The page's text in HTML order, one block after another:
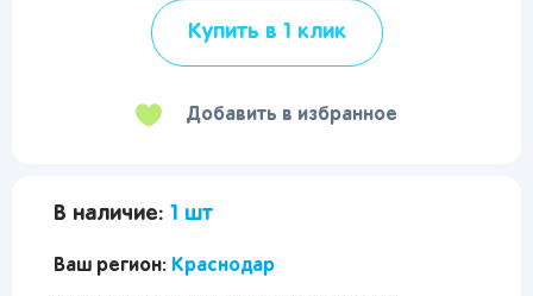
Купить в 1 клик
Добавить в избранное
В наличие: 1 шт
Ваш регион: Краснодар